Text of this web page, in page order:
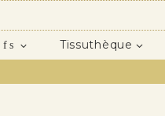
Tissuthèque